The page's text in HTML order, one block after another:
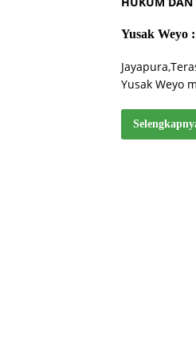
Yusak Weyo
Yusak Weyo